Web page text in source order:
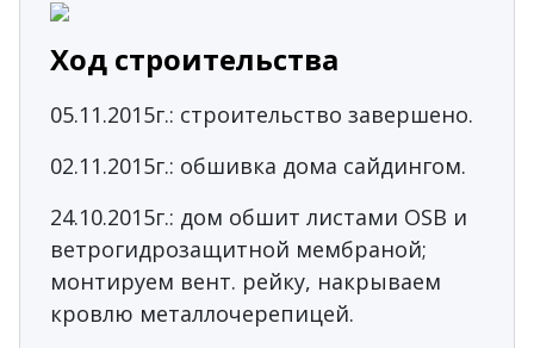
Ход строительства
05.11.2015г.: строительство завершено.
02.11.2015г.: обшивка дома сайдингом.
24.10.2015г.: дом обшит листами OSB и
ветрогидрозащитной мембраной;
монтируем вент. рейку, накрываем
кровлю металлочерепицей.